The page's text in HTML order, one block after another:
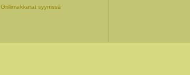
Grillimakkarat syynissä